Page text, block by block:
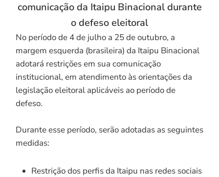
comunicação da Itaipu Binacional durante
o defeso eleitoral
No período de 4 de julho a 25 de outubro, a
margem esquerda (brasileira) da Itaipu Binacional
adotará restrições em sua comunicação
institucional, em atendimento às orientações da
legislação eleitoral aplicáveis ao período de
defeso.
Durante esse período, serão adotadas as seguintes
medidas:
Restrição dos perfis da Itaipu nas redes sociais